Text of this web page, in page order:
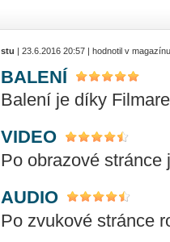
stu | 23.6.2016 20:57 | hodnotil v
BALENÍ
Balení je díky
VIDEO
Po obrazové stránce
AUDIO
Po zvukové stránce